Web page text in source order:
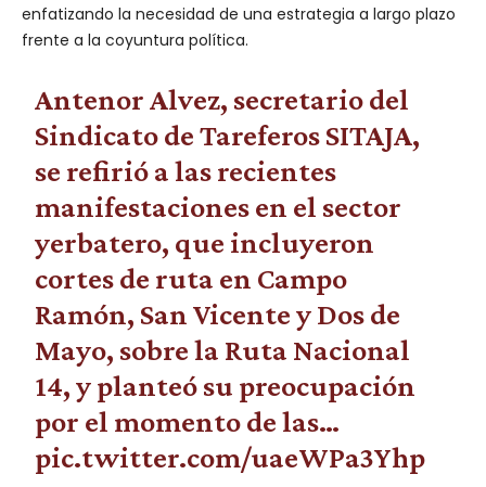
enfatizando la necesidad de una estrategia a largo plazo
frente a la coyuntura política.
Antenor Alvez, secretario del
Sindicato de Tareferos SITAJA,
se refirió a las recientes
manifestaciones en el sector
yerbatero, que incluyeron
cortes de ruta en Campo
Ramón, San Vicente y Dos de
Mayo, sobre la Ruta Nacional
14, y planteó su preocupación
por el momento de las…
pic.twitter.com/uaeWPa3Yhp